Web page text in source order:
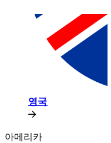
영국​​
아메리카​​